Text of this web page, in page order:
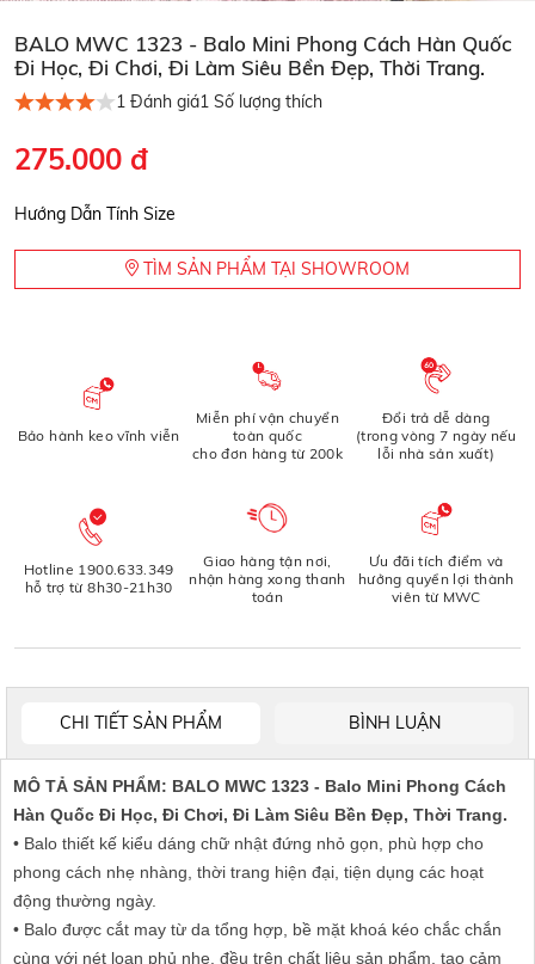
BALO MWC 1323 - Balo Mini Phong Cách Hàn Quốc
Đi Học, Đi Chơi, Đi Làm Siêu Bền Đẹp, Thời Trang.
1 Đánh giá1 Số lượng thích
275.000 đ
Hướng Dẫn Tính Size
TÌM SẢN PHẨM TẠI SHOWROOM
Bảo hành keo vĩnh viễn
Miễn phí vận chuyển
toàn quốc
cho đơn hàng từ 200k
Đổi trả dễ dàng
(trong vòng 7 ngày nếu
lỗi nhà sản xuất)
Hotline 1900.633.349
hỗ trợ từ 8h30-21h30
Giao hàng tận nơi,
nhận hàng xong thanh
toán
Ưu đãi tích điểm và
hưởng quyền lợi thành
viên từ MWC
CHI TIẾT SẢN PHẨM BÌNH LUẬN
MÔ TẢ SẢN PHẨM: BALO MWC 1323 - Balo Mini Phong Cách
Hàn Quốc Đi Học, Đi Chơi, Đi Làm Siêu Bền Đẹp, Thời Trang.
• Balo thiết kế kiểu dáng chữ nhật đứng nhỏ gọn, phù hợp cho
phong cách nhẹ nhàng, thời trang hiện đại, tiện dụng các hoạt
động thường ngày.
• Balo được cắt may từ da tổng hợp, bề mặt khoá kéo chắc chắn
cùng với nét loan phủ nhẹ, đều trên chất liệu sản phẩm, tạo cảm